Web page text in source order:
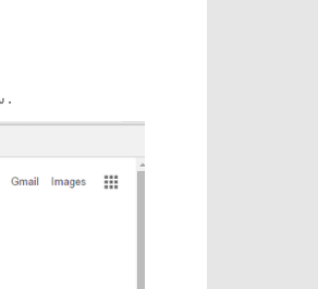
سيتم فتح مربع حوار جديد. انقر فوق مجلد شريط الإشارات وقم بإعطاء أي اسم للمجلد الجديد الذي سيتم إنشاؤه. ثم اضغط على حفظ.